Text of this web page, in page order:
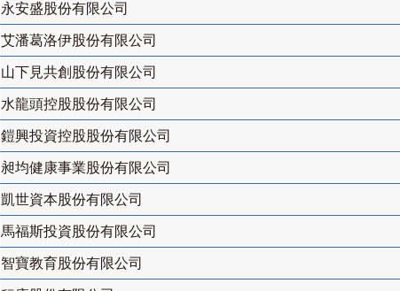
永安盛股份有限公司
艾潘葛洛伊股份有限公司
山下見共創股份有限公司
水龍頭控股股份有限公司
鎧興投資控股股份有限公司
昶均健康事業股份有限公司
凱世資本股份有限公司
馬福斯投資股份有限公司
智寶教育股份有限公司